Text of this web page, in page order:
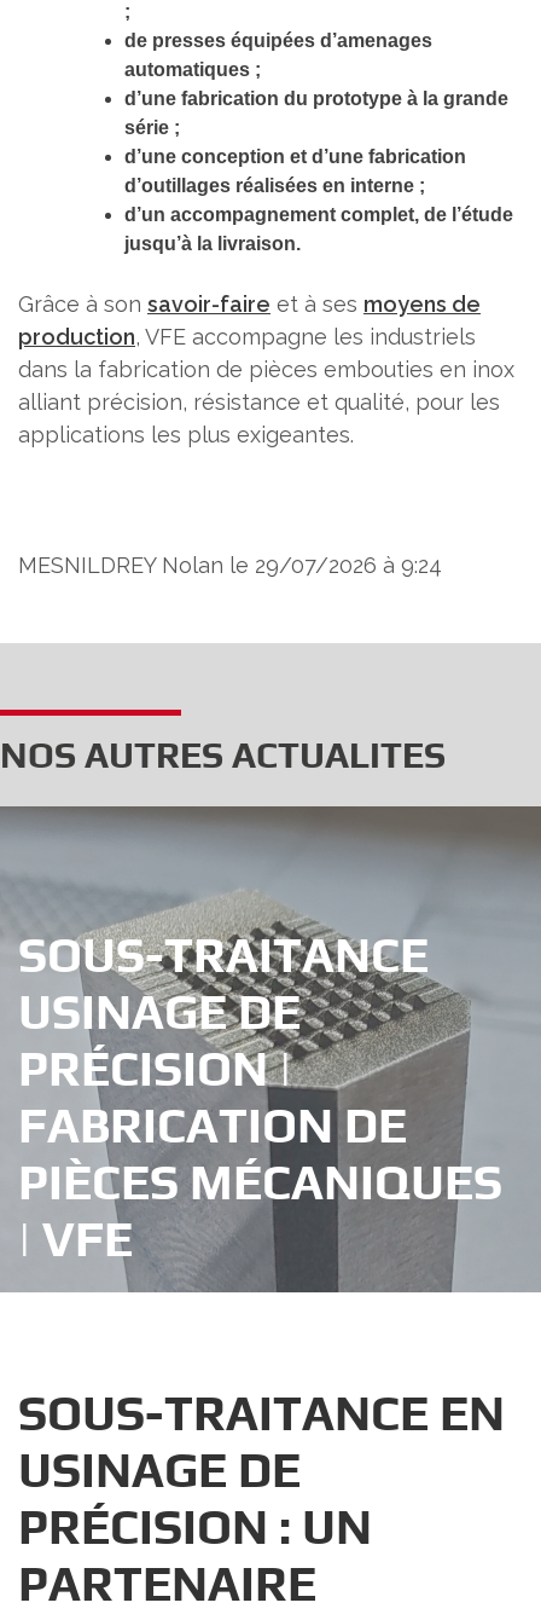
;
de presses équipées d’amenages
automatiques ;
d’une fabrication du prototype à la grande
série ;
d’une conception et d’une fabrication
d’outillages réalisées en interne ;
d’un accompagnement complet, de l’étude
jusqu’à la livraison.
Grâce à son savoir-faire et à ses moyens de
production, VFE accompagne les industriels
dans la fabrication de pièces embouties en inox
alliant précision, résistance et qualité, pour les
applications les plus exigeantes.
MESNILDREY Nolan le 29/07/2026 à 9:24
NOS AUTRES ACTUALITES
SOUS-TRAITANCE
USINAGE DE
PRÉCISION |
FABRICATION DE
PIÈCES MÉCANIQUES
| VFE
SOUS-TRAITANCE EN
USINAGE DE
PRÉCISION : UN
PARTENAIRE